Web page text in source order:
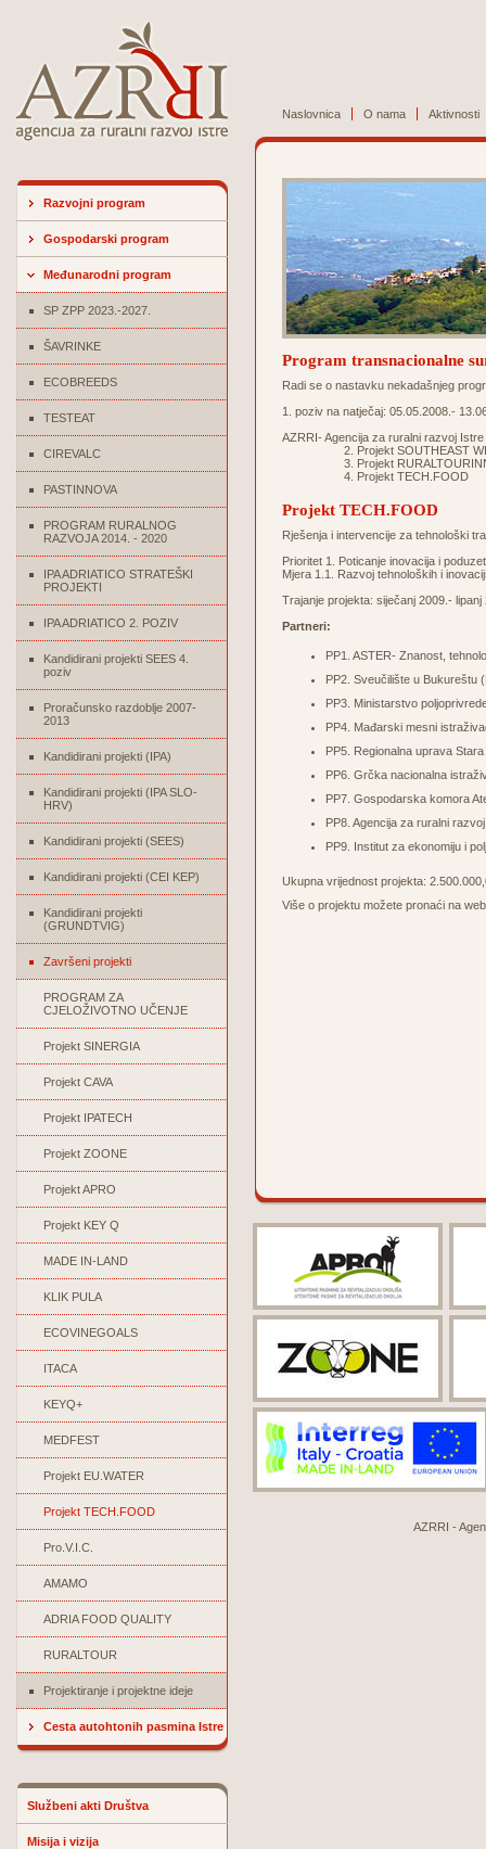
Naslovnica O nama Aktivnosti
Razvojni program
Gospodarski program
Međunarodni program
SP ZPP 2023.-2027.
ŠAVRINKE
ECOBREEDS
TESTEAT
CIREVALC
PASTINNOVA
PROGRAM RURALNOG
RAZVOJA 2014. - 2020
IPA ADRIATICO STRATEŠKI
PROJEKTI
IPA ADRIATICO 2. POZIV
Kandidirani projekti SEES 4.
poziv
Proračunsko razdoblje 2007-
2013
Kandidirani projekti (IPA)
Kandidirani projekti (IPA SLO-
HRV)
Kandidirani projekti (SEES)
Kandidirani projekti (CEI KEP)
Kandidirani projekti
(GRUNDTVIG)
Završeni projekti
PROGRAM ZA
CJELOŽIVOTNO UČENJE
Projekt SINERGIA
Projekt CAVA
Projekt IPATECH
Projekt ZOONE
Projekt APRO
Projekt KEY Q
MADE IN-LAND
KLIK PULA
ECOVINEGOALS
ITACA
KEYQ+
MEDFEST
Projekt EU.WATER
Projekt TECH.FOOD
Pro.V.I.C.
AMAMO
ADRIA FOOD QUALITY
RURALTOUR
Projektiranje i projektne ideje
Cesta autohtonih pasmina Istre
Službeni akti Društva
Misija i vizija
Program transnacionalne
Radi se o nastavku nekadašnjeg
1. poziv na natječaj: 05.05.2008.-
AZRRI- Agencija za ruralni razvoj
2. Projekt SOUTHEAST
3. Projekt
4. Projekt TECH.FOOD
Projekt TECH.FOOD
Rješenja i intervencije za tehnološki
Prioritet 1. Poticanje inovacija i
Mjera 1.1. Razvoj tehnoloških i
Trajanje projekta: siječanj 2009.- lipanj
Partneri:
PP1. ASTER- Znanost,
PP2. Sveučilište u Bukureštu
PP3. Ministarstvo
PP4. Mađarski mesni
PP5. Regionalna uprava
PP6. Grčka nacionalna
PP7. Gospodarska komora
PP8. Agencija za ruralni
PP9. Institut za ekonomiju i
Ukupna vrijednost projekta:
Više o projektu možete pronaći na
AZRRI -